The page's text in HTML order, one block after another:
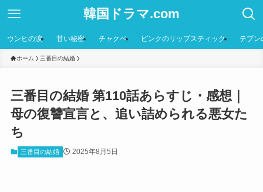
韓国ドラマ.com
ウンヒの涙 甘い秘密 チャクペ ピンクのリップスティック テプン
ホーム 三番目の結婚
三番目の結婚 第110話あらすじ・感想｜
母の復讐宣言と、追い詰められる悪女た
ち
三番目の結婚 2025年8月5日